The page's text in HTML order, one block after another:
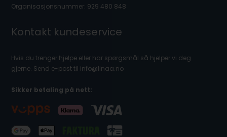
Organisasjonsnummer: 929 480 848
Kontakt kundeservice
Hvis du trenger hjelpe eller har spørgsmål så hjelper vi deg
gjerne. Send e-post til info@linaa.no
Sikker betaling på nett: